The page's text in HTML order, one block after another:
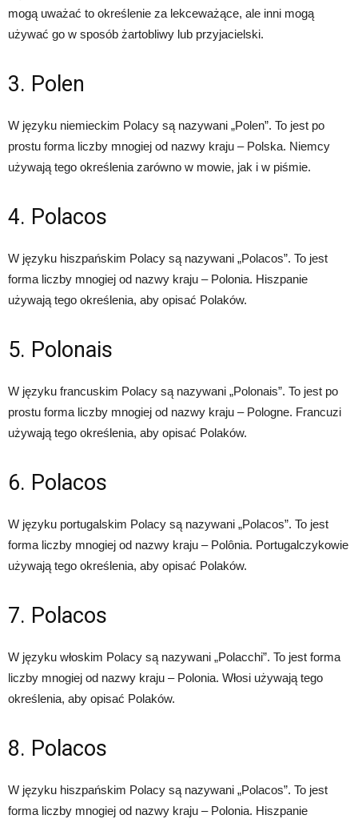
mogą uważać to określenie za lekceważące, ale inni mogą
używać go w sposób żartobliwy lub przyjacielski.
3. Polen
W języku niemieckim Polacy są nazywani „Polen”. To jest po
prostu forma liczby mnogiej od nazwy kraju – Polska. Niemcy
używają tego określenia zarówno w mowie, jak i w piśmie.
4. Polacos
W języku hiszpańskim Polacy są nazywani „Polacos”. To jest
forma liczby mnogiej od nazwy kraju – Polonia. Hiszpanie
używają tego określenia, aby opisać Polaków.
5. Polonais
W języku francuskim Polacy są nazywani „Polonais”. To jest po
prostu forma liczby mnogiej od nazwy kraju – Pologne. Francuzi
używają tego określenia, aby opisać Polaków.
6. Polacos
W języku portugalskim Polacy są nazywani „Polacos”. To jest
forma liczby mnogiej od nazwy kraju – Polônia. Portugalczykowie
używają tego określenia, aby opisać Polaków.
7. Polacos
W języku włoskim Polacy są nazywani „Polacchi”. To jest forma
liczby mnogiej od nazwy kraju – Polonia. Włosi używają tego
określenia, aby opisać Polaków.
8. Polacos
W języku hiszpańskim Polacy są nazywani „Polacos”. To jest
forma liczby mnogiej od nazwy kraju – Polonia. Hiszpanie